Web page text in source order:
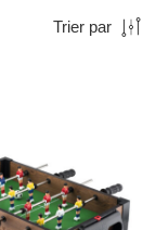
Trier par